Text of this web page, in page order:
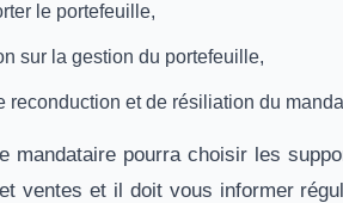
le portefeuille,
sur la gestion du portefeuille,
reconduction et de résiliation du
mandataire pourra choisir les
ventes et il doit vous informer